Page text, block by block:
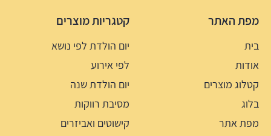
מפת האתר
בית
אודות
קטלוג מוצרים
בלוג
מפת אתר
קטגריות מוצרים
יום הולדת לפי נושא
לפי אירוע
יום הולדת שנה
מסיבת רווקות
קישוטים ואביזרים